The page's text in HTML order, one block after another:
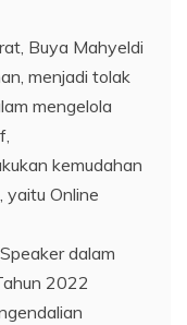
Buya Mahyeldi
menjadi tolak
mengelola
kemudahan
yaitu Online
dalam
2022